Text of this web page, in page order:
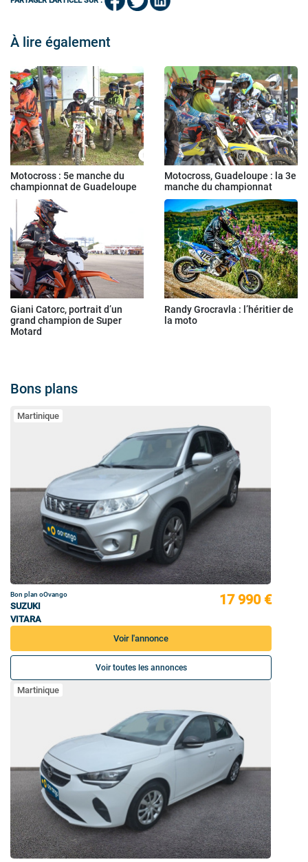
À lire également
Motocross : 5e manche du
championnat de Guadeloupe
Motocross, Guadeloupe : la 3e
manche du championnat
Giani Catorc, portrait d’un
grand champion de Super
Motard
Randy Grocravla : l’héritier de
la moto
Bons plans
Martinique
Bon plan oOvango
SUZUKI
VITARA
17 990 €
Voir l'annonce
Voir toutes les annonces
Martinique